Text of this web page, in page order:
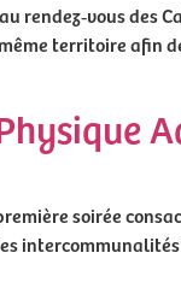
des
territoire
soirée